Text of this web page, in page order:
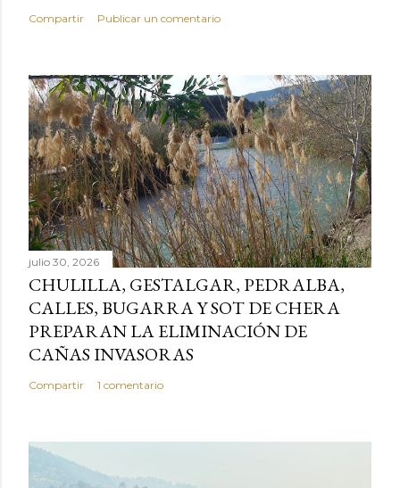
Compartir Publicar un comentario
julio 30, 2026
CHULILLA, GESTALGAR, PEDRALBA,
CALLES, BUGARRA Y SOT DE CHERA
PREPARAN LA ELIMINACIÓN DE
CAÑAS INVASORAS
Compartir 1 comentario